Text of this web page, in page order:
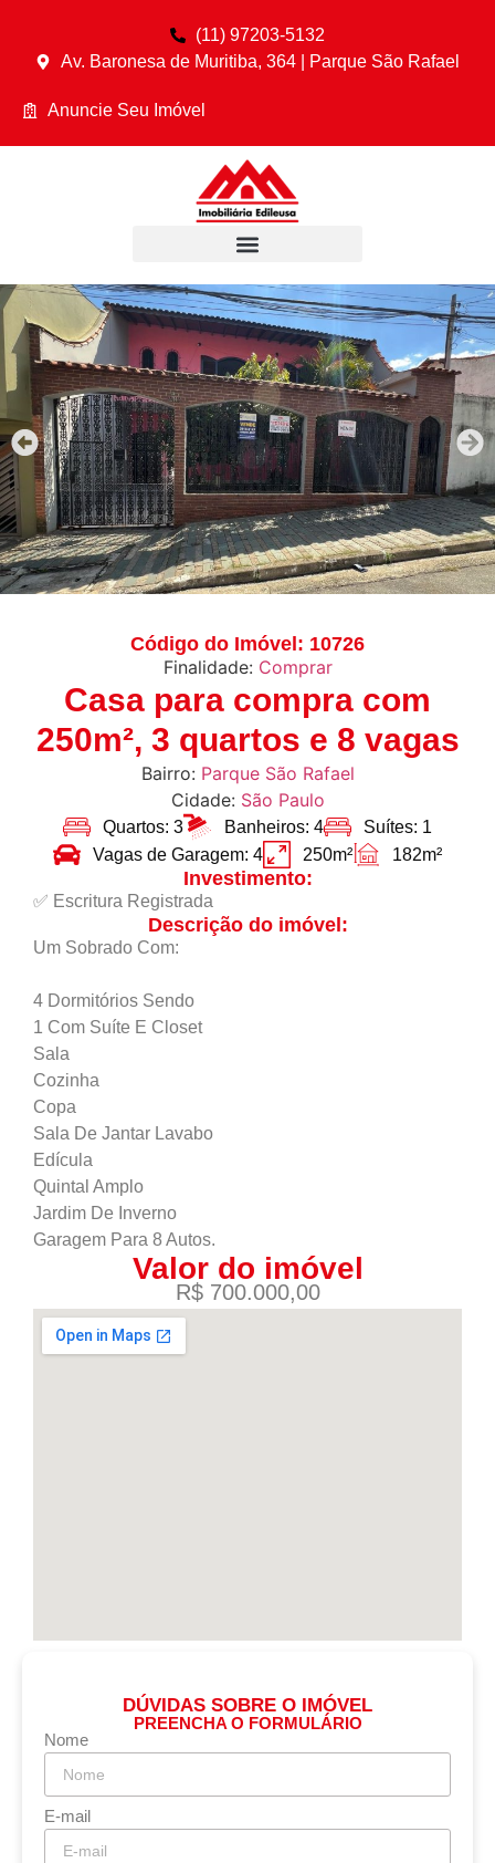
(11) 97203-5132
Av. Baronesa de Muritiba, 364 | Parque São Rafael
Anuncie Seu Imóvel
Código do Imóvel: 10726
Finalidade: Comprar
Casa para compra com
250m², 3 quartos e 8 vagas
Bairro: Parque São Rafael
Cidade: São Paulo
Quartos: 3 Banheiros: 4
Suítes: 1
Vagas de Garagem: 4
250m² 182m²
Investimento:
✅ Escritura Registrada
Descrição do imóvel:
Um Sobrado Com:
4 Dormitórios Sendo
1 Com Suíte E Closet
Sala
Cozinha
Copa
Sala De Jantar Lavabo
Edícula
Quintal Amplo
Jardim De Inverno
Garagem Para 8 Autos.
Valor do imóvel
R$ 700.000,00
DÚVIDAS SOBRE O IMÓVEL
PREENCHA O FORMULÁRIO
Nome
E-mail